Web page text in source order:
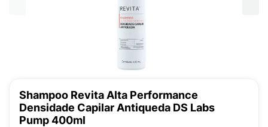
Shampoo Revita Alta Performance
Densidade Capilar Antiqueda DS Labs
Pump 400ml